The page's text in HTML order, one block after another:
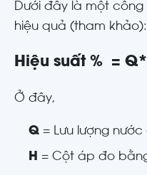
Dưới đây là một
hiệu quả (tham khảo):
Hiệu suất % =
Ở đây,
Q = Lưu lượng
H = Cột áp đo